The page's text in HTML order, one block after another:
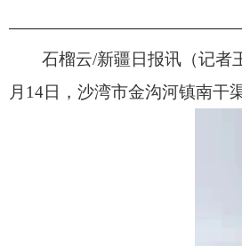
石榴云/新疆日报讯（记者
月14日，沙湾市金沟河镇南干